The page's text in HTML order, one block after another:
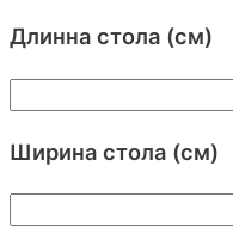
Длинна стола (см)
Ширина стола (см)